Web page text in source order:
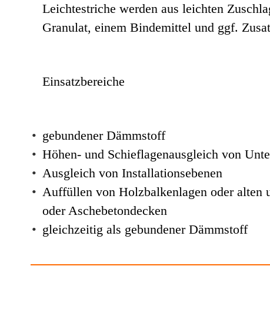
Leichtestriche werden aus leichten
Granulat, einem Bindemittel und ggf.
Einsatzbereiche
• gebundener Dämmstoff
• Höhen- und Schieflagenausgleich von
• Ausgleich von Installationsebenen
• Auffüllen von Holzbalkenlagen oder alten
oder Aschebetondecken
• gleichzeitig als gebundener Dämmstoff